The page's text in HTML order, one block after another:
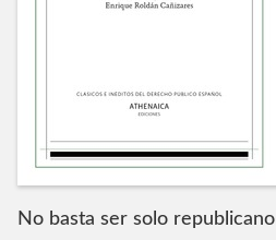
No basta ser solo republicano